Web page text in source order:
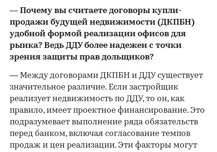
— Почему вы считаете договоры купли-
продажи будущей недвижимости (ДКПБН)
удобной формой реализации офисов для
рынка? Ведь ДДУ более надежен с точки
зрения защиты прав дольщиков?
— Между договорами ДКПБН и ДДУ существует
значительное различие. Если застройщик
реализует недвижимость по ДДУ, то он, как
правило, имеет проектное финансирование. Это
подразумевает выполнение ряда обязательств
перед банком, включая согласование темпов
продаж и цен реализации. Эти факторы могут